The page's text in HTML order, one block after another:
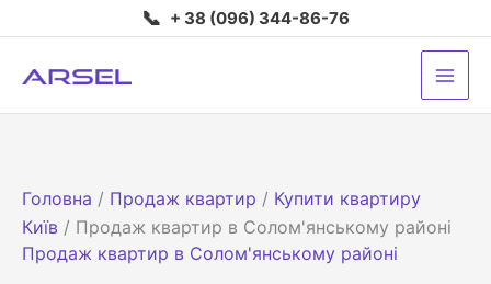
до
вмісту
📞 + 38 (096) 344-86-76
Головна / Продаж квартир / Купити квартиру
Київ / Продаж квартир в Солом'янському районі
Продаж квартир в Солом'янському районі